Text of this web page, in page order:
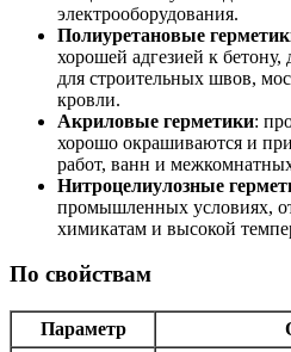
электрооборудования.
Полиуретановые
хорошей адгезией к бетону,
для строительных швов,
кровли.
Акриловые герметики:
хорошо окрашиваются и
работ, ванн и
Нитроцелиулозные
промышленных условиях,
химикатам и высокой
По свойствам
Параметр